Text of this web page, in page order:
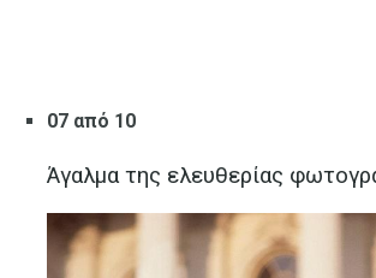
07 από 10
Άγαλμα της ελευθερίας